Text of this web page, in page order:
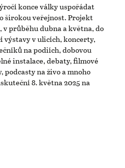
konce války uspořádat
širokou veřejnost. Projekt
v průběhu dubna a května, do
výstavy v ulicích, koncerty,
na podiích, dobovou
instalace, debaty, filmové
na živo a mnoho
8. května 2025 na